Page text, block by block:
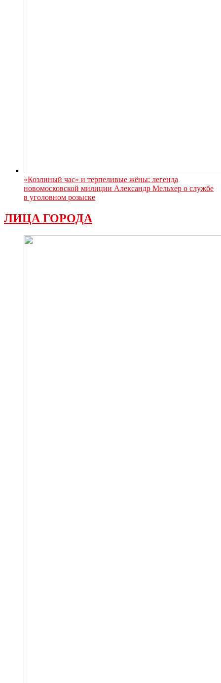
«Козлиный час» и терпеливые жёны: легенда
новомосковской милиции Александр Мельхер о службе
в уголовном розыске
ЛИЦА ГОРОДА